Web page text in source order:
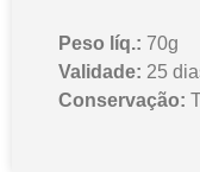
Peso líq.: 70g
Validade: 25
Conservação: